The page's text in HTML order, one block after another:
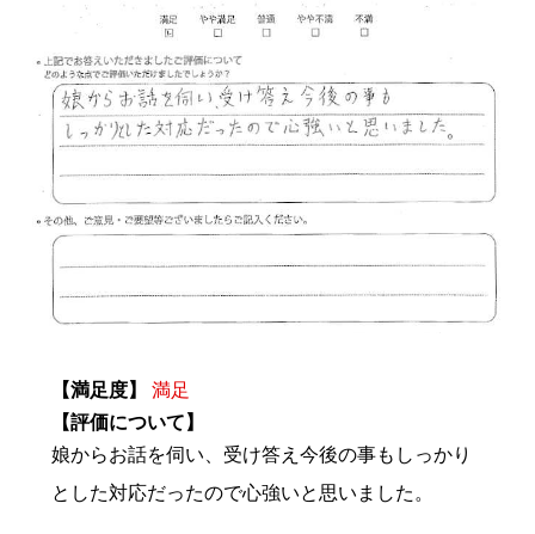
【満足度】
満足
【評価について】
娘からお話を伺い、受け答え今後の事もしっかり
とした対応だったので心強いと思いました。